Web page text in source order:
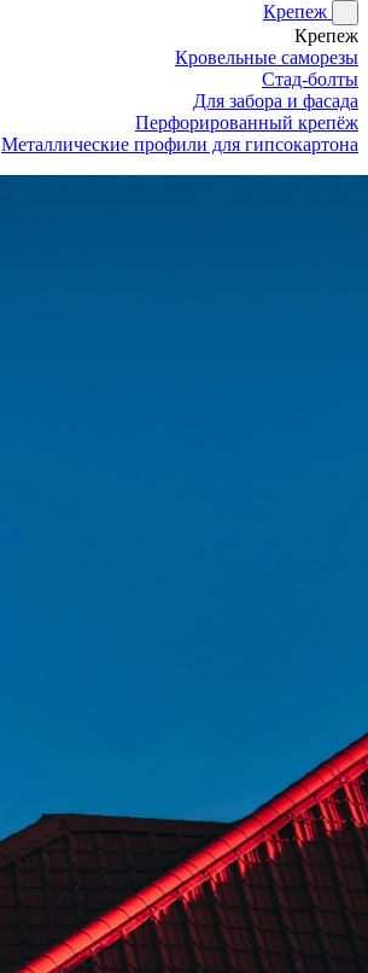
Крепеж
Крепеж
Кровельные саморезы
Стад-болты
Для забора и фасада
Перфорированный крепёж
Металлические профили для гипсокартона